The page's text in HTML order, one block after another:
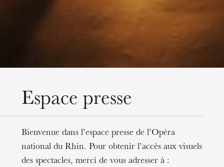
mercredi 19 août 2026
Espace presse
Bienvenue dans l’espace presse de l’Opéra
national du Rhin. Pour obtenir l’accès aux visuels
des spectacles, merci de vous adresser à :